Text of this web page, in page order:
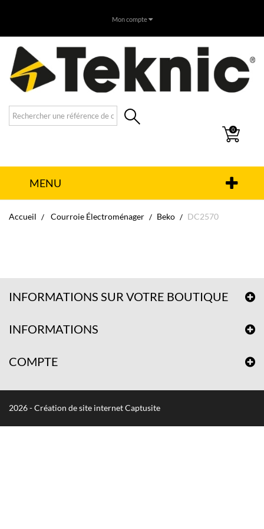
Mon compte
0
MENU
Accueil Courroie Électroménager Beko DC2570
INFORMATIONS SUR VOTRE BOUTIQUE
INFORMATIONS
COMPTE
2026 - Création de site internet Captusite